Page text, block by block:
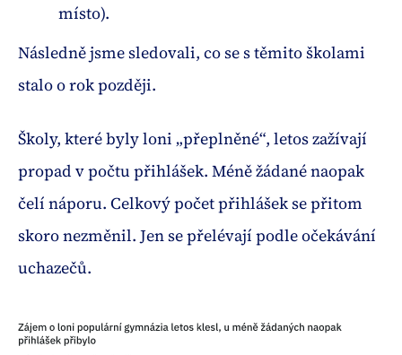
místo).
Následně jsme sledovali, co se s těmito školami
stalo o rok později.
Školy, které byly loni „přeplněné“, letos zažívají
propad v počtu přihlášek. Méně žádané naopak
čelí náporu. Celkový počet přihlášek se přitom
skoro nezměnil. Jen se přelévají podle očekávání
uchazečů.